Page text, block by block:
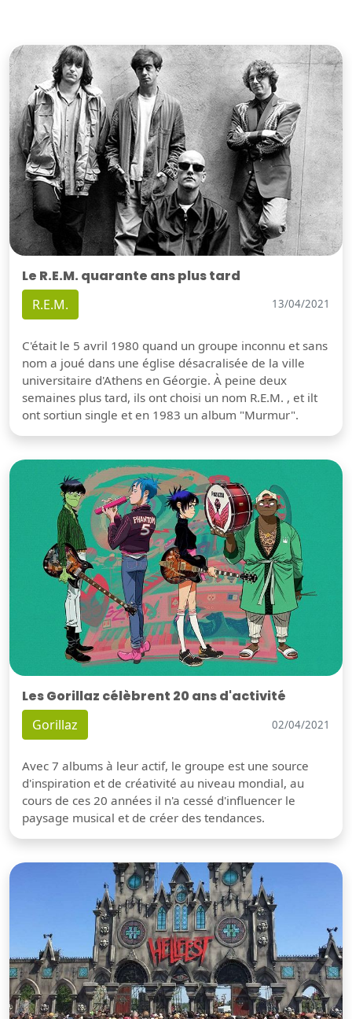
Le R.E.M. quarante ans plus tard
R.E.M. 13/04/2021
C'était le 5 avril 1980 quand un groupe inconnu et sans
nom a joué dans une église désacralisée de la ville
universitaire d'Athens en Géorgie. À peine deux
semaines plus tard, ils ont choisi un nom R.E.M. , et ilt
ont sortiun single et en 1983 un album "Murmur".
Les Gorillaz célèbrent 20 ans d'activité
Gorillaz 02/04/2021
Avec 7 albums à leur actif, le groupe est une source
d'inspiration et de créativité au niveau mondial, au
cours de ces 20 années il n'a cessé d'influencer le
paysage musical et de créer des tendances.